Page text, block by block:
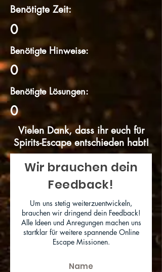
Benötigte Zeit:
0
Benötigte Hinweise:
0
Benötigte Lösungen:
0
Vielen Dank, dass ihr euch für
Spirits-Escape entschieden habt!
Wir brauchen dein
Feedback!
Um uns stetig weiterzuentwickeln,
brauchen wir dringend dein Feedback!
Alle Ideen und Anregungen machen uns
startklar für weitere spannende Online
Escape Missionen.